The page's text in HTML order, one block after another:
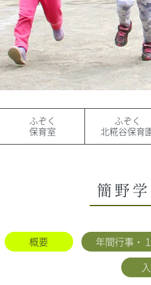
ふぞく
保育室
ふぞく
北糀谷保育
簡野
概要 年間行事・